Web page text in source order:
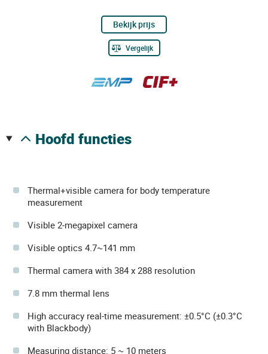
Bekijk prijs
Vergelijk
hoofd functies
Thermal+visible camera for body temperature
measurement
Visible 2-megapixel camera
Visible optics 4.7~141 mm
Thermal camera with 384 x 288 resolution
7.8 mm thermal lens
High accuracy real-time measurement: ±0.5°C (±0.3°C
with Blackbody)
Measuring distance: 5 ~ 10 meters